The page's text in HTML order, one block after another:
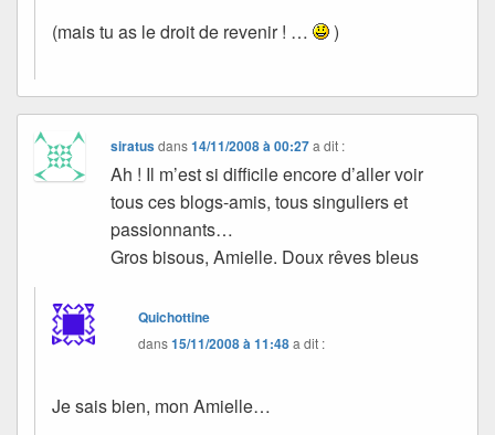
(mais tu as le droit de revenir ! …
)
siratusdans14/11/2008 à 00:27 a dit :
Ah ! Il m’est si difficile encore d’aller voir
tous ces blogs-amis, tous singuliers et
passionnants…
Gros bisous, Amielle. Doux rêves bleus
Quichottine
dans15/11/2008 à 11:48a dit :
Je sais bien, mon Amielle…